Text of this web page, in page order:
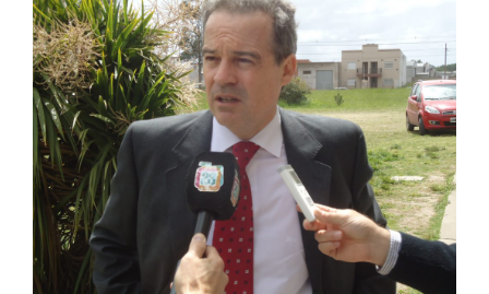
Interés
General
La
Ciudad
Deportes
Arte
y
Espectáculos
Policiales